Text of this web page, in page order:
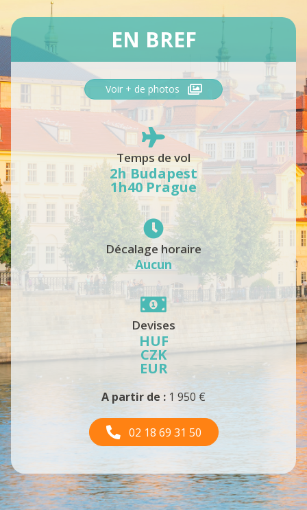
EN BREF
Voir + de photos
Temps de vol
2h Budapest
1h40 Prague
Décalage horaire
Aucun
Devises
HUF
CZK
EUR
A partir de : 1 950 €
02 18 69 31 50